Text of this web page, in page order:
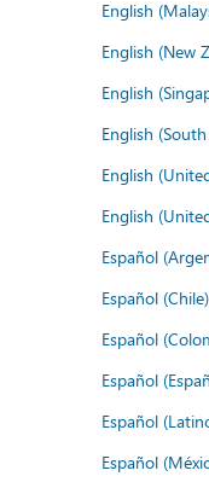
English
English (New
English
English
English
English
Español
Español (Chile)
Español
Español
Español
Español